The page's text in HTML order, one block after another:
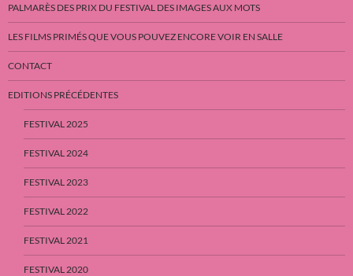
PALMARÈS DES PRIX DU FESTIVAL DES IMAGES AUX MOTS
LES FILMS PRIMÉS QUE VOUS POUVEZ ENCORE VOIR EN SALLE
CONTACT
EDITIONS PRÉCÉDENTES
FESTIVAL 2025
FESTIVAL 2024
FESTIVAL 2023
FESTIVAL 2022
FESTIVAL 2021
FESTIVAL 2020